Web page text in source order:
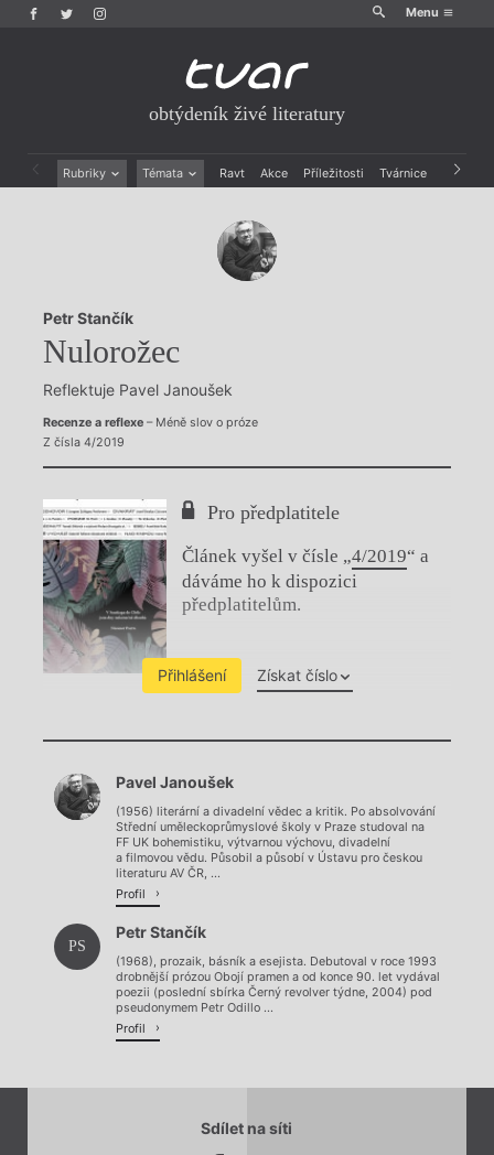
Menu
obtýdeník živé literatury
Rubriky Témata Ravt Akce Příležitosti Tvárnice Archiv
Rozhovory
Dokument
Výroční ceny
Petr Stančík
Nulorožec
Reflektuje Pavel Janoušek
Recenze a reflexe– Méně slov o próze
Z čísla 4/2019
Pro předplatitele
Článek vyšel v čísle „4/2019“ a
dáváme ho k dispozici
předplatitelům.
Přihlášení Získat číslo
Chviličku.
Načítá se.
Pavel Janoušek
(1956) literární a divadelní vědec a kritik. Po absolvování
Střední uměleckoprůmyslové školy v Praze studoval na
FF UK bohemistiku, výtvarnou výchovu, divadelní
a filmovou vědu. Působil a působí v Ústavu pro českou
literaturu AV ČR, ...
Profil
PS
Petr Stančík
(1968), prozaik, básník a esejista. Debutoval v roce 1993
drobnější prózou Obojí pramen a od konce 90. let vydával
poezii (poslední sbírka Černý revolver týdne, 2004) pod
pseudonymem Petr Odillo ...
Profil
Sdílet na síti